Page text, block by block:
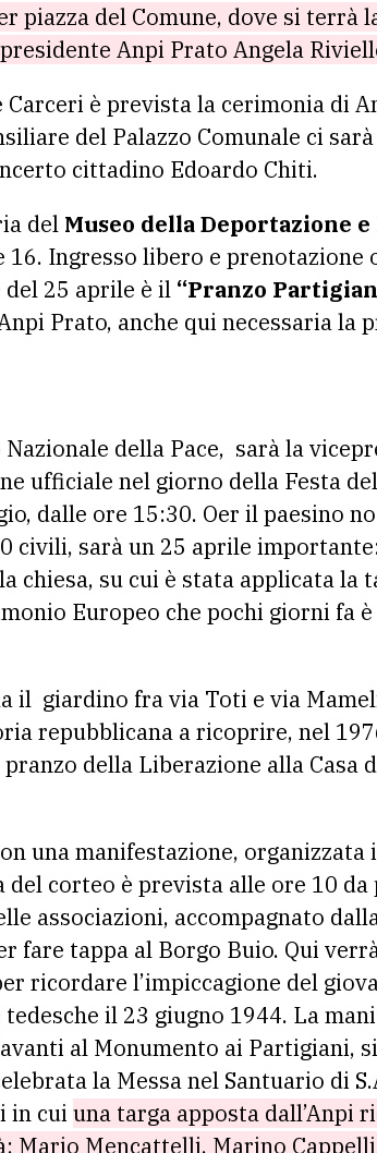
piazza del Comune, dove si terrà
Anpi Prato Angela
è prevista la cerimonia di
del Palazzo Comunale ci
cittadino Edoardo Chiti.
del Museo della Deportazione
16. Ingresso libero e
25 aprile è il “Pranzo
Prato, anche qui necessaria la
Nazionale della Pace, sarà la
ufficiale nel giorno della Festa
dalle ore 15:30. Oer il paesino
civili, sarà un 25 aprile
chiesa, su cui è stata applicata la
Europeo che pochi giorni fa
il giardino fra via Toti e via
repubblicana a ricoprire, nel
della Liberazione alla Casa
una manifestazione, organizzata
corteo è prevista alle ore 10 da
associazioni, accompagnato
tappa al Borgo Buio. Qui
ricordare l’impiccagione del
il 23 giugno 1944. La
al Monumento ai Partigiani,
la Messa nel Santuario di
in cui una targa apposta dall’Anpi
Mario Mencattelli, Marino